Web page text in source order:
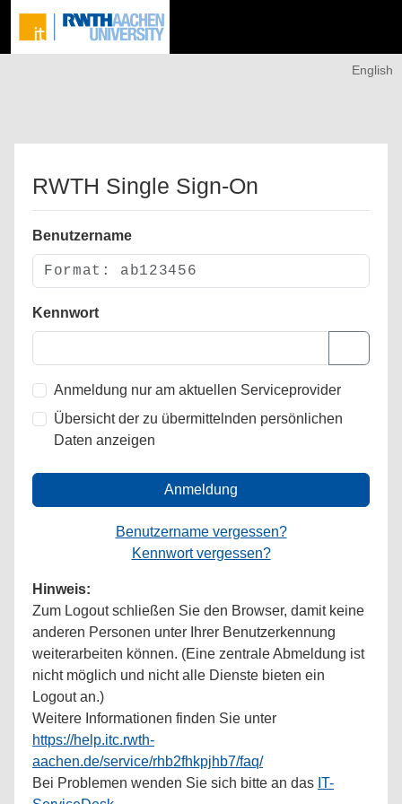
English
RWTH Single Sign-On
Benutzername
Kennwort
Anmeldung nur am aktuellen Serviceprovider
Übersicht der zu übermittelnden persönlichen
Daten anzeigen
Anmeldung
Benutzername vergessen?
Kennwort vergessen?
Hinweis:
Zum Logout schließen Sie den Browser, damit keine
anderen Personen unter Ihrer Benutzerkennung
weiterarbeiten können. (Eine zentrale Abmeldung ist
nicht möglich und nicht alle Dienste bieten ein
Logout an.)
Weitere Informationen finden Sie unter
https://help.itc.rwth-
aachen.de/service/rhb2fhkpjhb7/faq/
Bei Problemen wenden Sie sich bitte an das IT-